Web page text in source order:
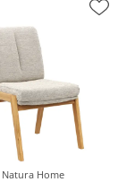
Natura Home